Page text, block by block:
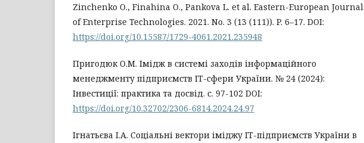
Zinchenko O., Finahina O., Pankova L. et al. Eastern-European Journal
of Enterprise Technologies. 2021. No. 3 (13 (111)). P. 6–17. DOI:
https://doi.org/10.15587/1729-4061.2021.235948
Пригодюк О.М. Імідж в системі заходів інформаційного
менеджменту підприємств ІТ-сфери України. № 24 (2024):
Інвестиції: практика та досвід. с. 97-102 DOI:
https://doi.org/10.32702/2306-6814.2024.24.97
Ігнатьєва І.А. Соціальні вектори іміджу ІТ-підприємств України в